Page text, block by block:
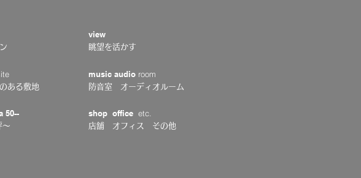
view
眺望を活かす
ある敷地
50--
music audio room
防音室 オーディオルーム
shop office etc.
店舗 オフィス その他